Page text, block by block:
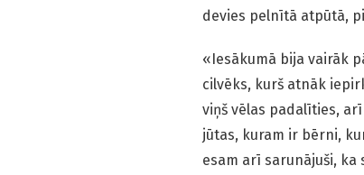
devies pelnītā atpūtā,
«Iesākumā bija vairāk
cilvēks, kurš atnāk
viņš vēlas padalīties,
jūtas, kuram ir bērni,
esam arī sarunājuši, ka